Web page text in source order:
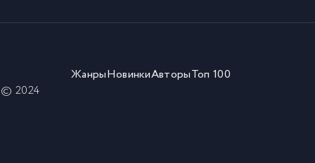
ЖанрыНовинкиАвторыТоп 100
2024